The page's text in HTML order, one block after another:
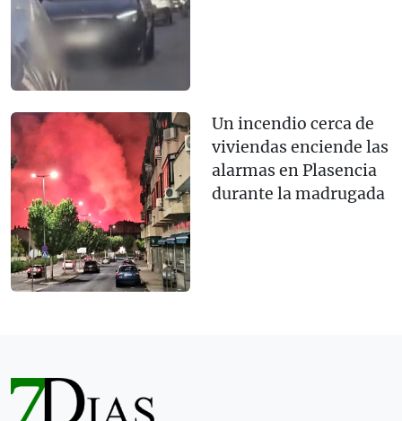
Un incendio cerca de
viviendas enciende las
alarmas en Plasencia
durante la madrugada